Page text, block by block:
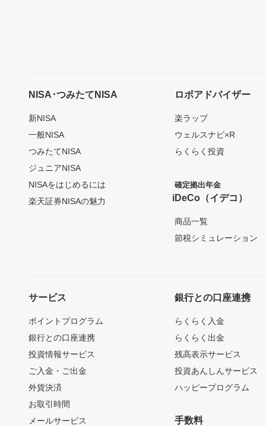
NISA･つみたてNISA
新NISA
一般NISA
つみたてNISA
ジュニアNISA
NISAをはじめるには
楽天証券NISAの魅力
ロボアドバイザー
楽ラップ
ウェルスナビ×R
らくらく投資
確定拠出年金
iDeCo（イデコ）
商品一覧
節税シミュレーション
サービス
ポイントプログラム
銀行との口座連携
投資情報サービス
ご入金・ご出金
外貨決済
お取引時間
メールサービス
銀行との口座連携
らくらく入金
らくらく出金
残高表示サービス
投資あんしんサービス
ハッピープログラム
手数料